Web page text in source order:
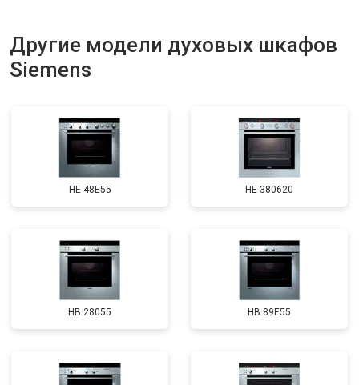
Другие модели духовых шкафов
Siemens
HE 48E55 HE 380620
HB 28055 HB 89E55